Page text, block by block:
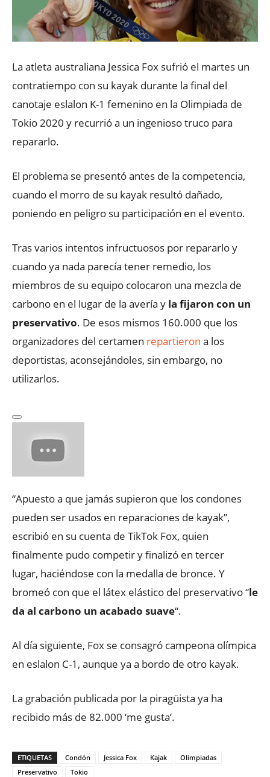
La atleta australiana Jessica Fox sufrió el martes un
contratiempo con su kayak durante la final del
canotaje eslalon K-1 femenino en la Olimpiada de
Tokio 2020 y recurrió a un ingenioso truco para
repararlo.
El problema se presentó antes de la competencia,
cuando el morro de su kayak resultó dañado,
poniendo en peligro su participación en el evento.
Tras varios intentos infructuosos por repararlo y
cuando ya nada parecía tener remedio, los
miembros de su equipo colocaron una mezcla de
carbono en el lugar de la avería y la fijaron con un
preservativo. De esos mismos 160.000 que los
organizadores del certamen repartieron a los
deportistas, aconsejándoles, sin embargo, no
utilizarlos.
“Apuesto a que jamás supieron que los condones
pueden ser usados en reparaciones de kayak”,
escribió en su cuenta de TikTok Fox, quien
finalmente pudo competir y finalizó en tercer
lugar, haciéndose con la medalla de bronce. Y
bromeó con que el látex elástico del preservativo “le
da al carbono un acabado suave“.
Al día siguiente, Fox se consagró campeona olímpica
en eslalon C-1, aunque ya a bordo de otro kayak.
La grabación publicada por la piragüista ya ha
recibido más de 82.000 ‘me gusta’.
ETIQUETAS Condón Jessica Fox Kajak
Olimpiadas
Preservativo
Tokio